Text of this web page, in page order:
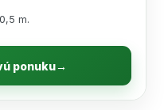
m.
ponuku→